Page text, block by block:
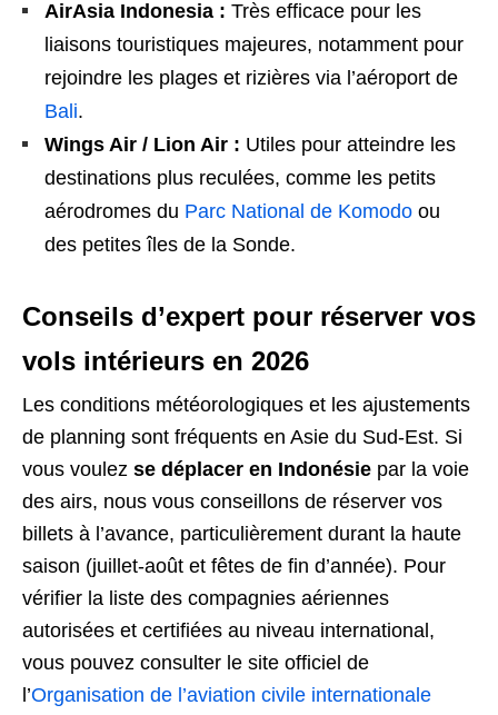
AirAsia Indonesia : Très efficace pour les
liaisons touristiques majeures, notamment pour
rejoindre les plages et rizières via l’aéroport de
Bali.
Wings Air / Lion Air : Utiles pour atteindre les
destinations plus reculées, comme les petits
aérodromes du Parc National de Komodo ou
des petites îles de la Sonde.
Conseils d’expert pour réserver vos
vols intérieurs en 2026
Les conditions météorologiques et les ajustements
de planning sont fréquents en Asie du Sud-Est. Si
vous voulez se déplacer en Indonésie par la voie
des airs, nous vous conseillons de réserver vos
billets à l’avance, particulièrement durant la haute
saison (juillet-août et fêtes de fin d’année). Pour
vérifier la liste des compagnies aériennes
autorisées et certifiées au niveau international,
vous pouvez consulter le site officiel de
l’Organisation de l’aviation civile internationale